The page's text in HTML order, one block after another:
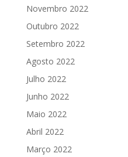
Novembro 2022
Outubro 2022
Setembro 2022
Agosto 2022
Julho 2022
Junho 2022
Maio 2022
Abril 2022
Março 2022